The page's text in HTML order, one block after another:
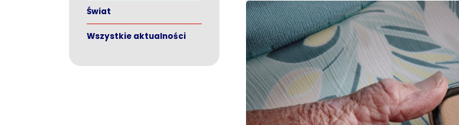
Świat
Wszystkie aktualności